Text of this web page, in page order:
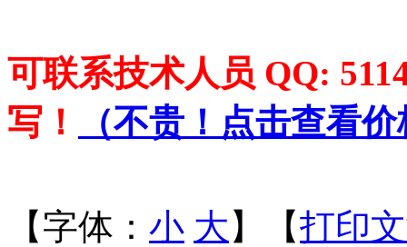
可联系技术人员 QQ:
写！
（不贵！点击查看价
【字体： 小 大 】【打印